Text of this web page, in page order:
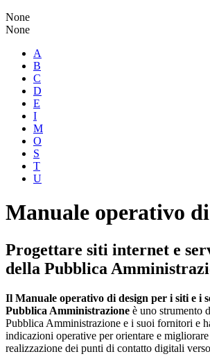
None
None
A
B
C
D
E
I
M
O
S
T
U
Manuale operativo
Progettare siti internet e
della Pubblica
Il Manuale operativo di design per i siti e i
Pubblica Amministrazione è uno strumento
Pubblica Amministrazione e i suoi fornitori e
indicazioni operative per orientare e
realizzazione dei punti di contatto digitali